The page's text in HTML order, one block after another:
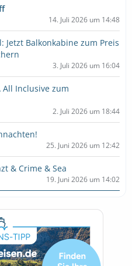
14. Juli 2026 um 14:48
Jetzt Balkonkabine zum Preis
3. Juli 2026 um 16:04
Inclusive zum
2. Juli 2026 um 18:44
25. Juni 2026 um 12:42
& Crime & Sea
19. Juni 2026 um 14:02